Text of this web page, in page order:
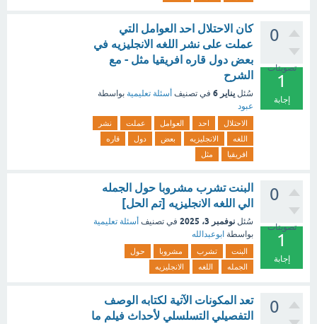
0
تصويتات
1
إجابة
كان الاحتلال احد العوامل التي
عملت على نشر اللغه الانجليزيه في
بعض دول قاره افريقيا مثل - مع
الشرح
سُئل يناير 6 في تصنيف أسئلة تعليمية بواسطة
عبود
الاحتلال احد العوامل عملت
نشر
اللغه
الانجليزيه بعض دول
قاره
افريقيا
مثل
0
تصويتات
1
إجابة
البنت تشرب مشروبا حول الجمله
الي اللغه الانجليزيه [تم الحل]
سُئل نوفمبر 3، 2025 في تصنيف أسئلة تعليمية
بواسطة ابوعبدالله
البنت تشرب مشروبا
حول
الجمله
اللغه الانجليزيه
0
تعد المكونات الآتية لكتابه الوصف
التفصيلي التسلسلي لأحداث فيلم ما